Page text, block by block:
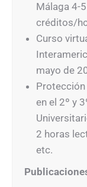
Málaga 4-
créditos/
Curso
mayo de
en el 2º y
2 horas
etc.